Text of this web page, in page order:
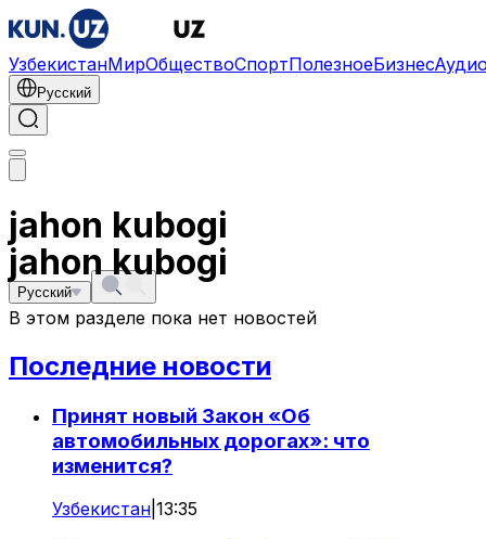
УзбекистанМирОбществоСпортПолезноеБизнес
Русский
jahon kubogi
Русский
jahon kubogi
В этом разделе пока нет новостей
Последние новости
Принят новый Закон «Об
автомобильных дорогах»: что
изменится?
Узбекистан 13:35